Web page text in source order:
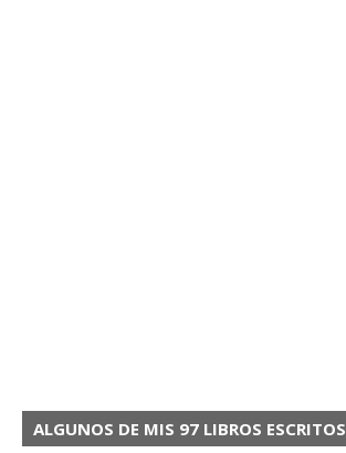
ALGUNOS DE MIS 97 LIBROS ESCRITOS